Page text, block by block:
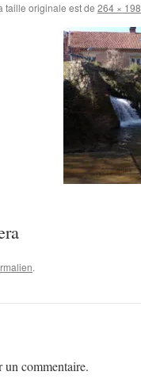
taille originale est de 264 × 198
.
commentaire.